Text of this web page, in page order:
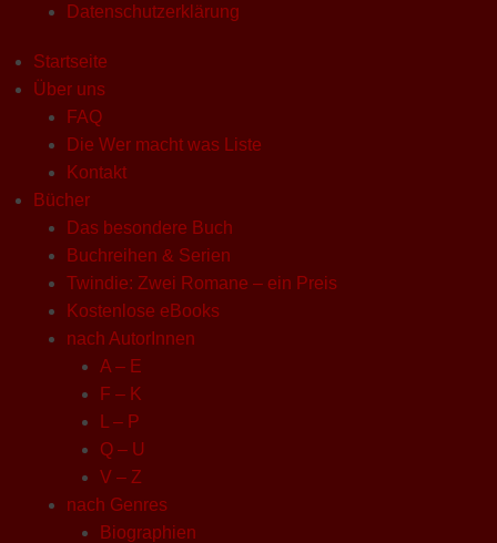
Datenschutzerklärung
Startseite
Über uns
FAQ
Die Wer macht was Liste
Kontakt
Bücher
Das besondere Buch
Buchreihen & Serien
Twindie: Zwei Romane – ein Preis
Kostenlose eBooks
nach AutorInnen
A – E
F – K
L – P
Q – U
V – Z
nach Genres
Biographien